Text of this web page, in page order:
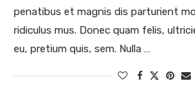
penatibus et magnis dis parturient
ridiculus mus. Donec quam felis,
eu, pretium quis, sem. Nulla …